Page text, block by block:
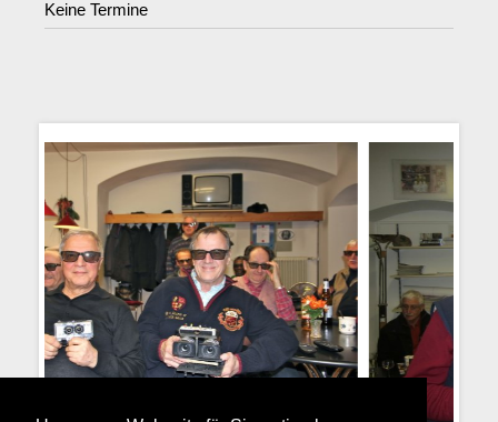
Keine Termine